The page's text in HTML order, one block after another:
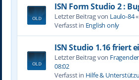
ISN Form Studio 2 :
Letzter Beitrag von Laulo-84«
Verfasst in English only
ISN Studio 1.16 friert
Letzter Beitrag von Fragender
08:02
Verfasst in Hilfe &